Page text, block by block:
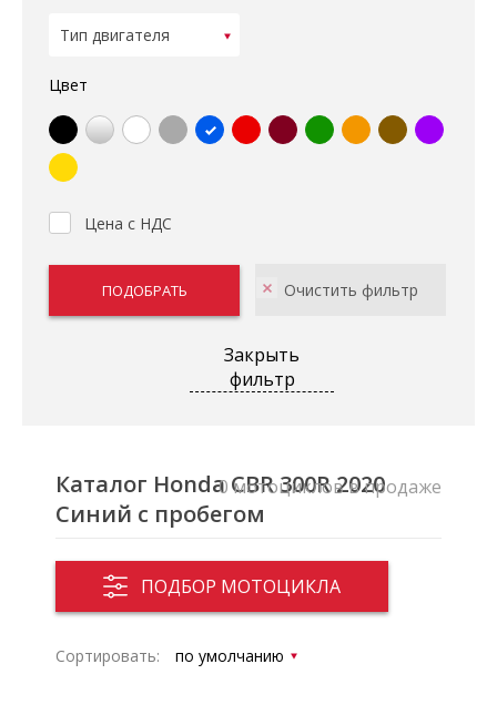
Цвет
Цена с НДС
Закрыть
фильтр
Каталог Honda CBR 300R 2020
Синий с пробегом
ПОДБОР МОТОЦИКЛА
0 мотоциклов в продаже
Сортировать: